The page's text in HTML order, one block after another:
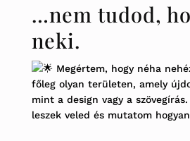
…nem tudod,
neki.
Megértem, hogy néha
főleg olyan területen, amely
mint a design vagy a
leszek veled és mutatom